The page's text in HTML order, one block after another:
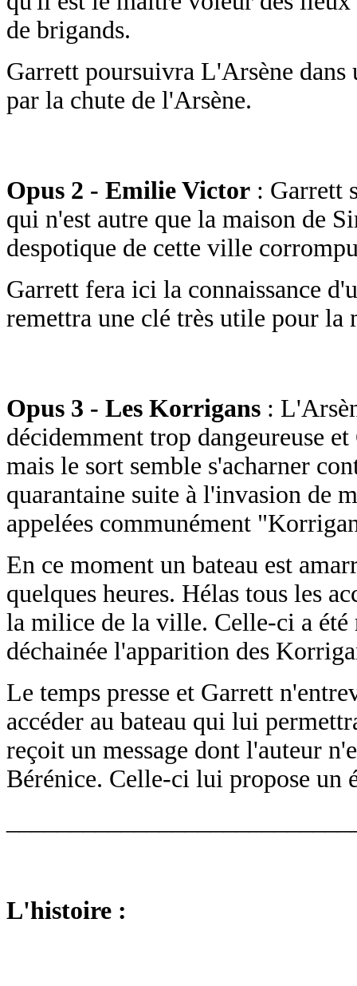
de brigands.
Garrett poursuivra L'Arsène dans
par la chute de l'Arsène.
Opus 2 - Emilie Victor : Garrett
qui n'est autre que la maison de
despotique de cette ville
Garrett fera ici la connaissance
remettra une clé très utile pour la
Opus 3 - Les Korrigans :
décidemment trop dangeureuse
mais le sort semble s'acharner
quarantaine suite à l'invasion de
appelées communément
En ce moment un bateau est
quelques heures. Hélas tous les
la milice de la ville. Celle-ci a été
déchainée l'apparition des
Le temps presse et Garrett
accéder au bateau qui lui
reçoit un message dont l'auteur
Bérénice. Celle-ci lui propose un
L'histoire :